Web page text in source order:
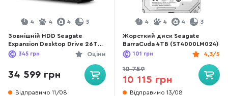
4 4 4 3
Зовнішній HDD Seagate
Expansion Desktop Drive 26TB
Black (STKP26000400)
Оціни
345 грн
34 599 грн
Відправимо 11/08
4 4 4 3
Жорсткий диск Seagate
BarraCuda 4TB (ST4000LM024)
4,3/5
101 грн
10 759
10 115 грн
Відправимо 13/08